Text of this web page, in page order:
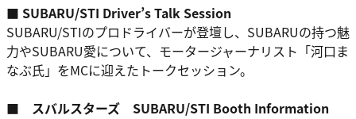
■ SUBARU/STI Driver’s Talk Session
SUBARU/STIのプロドライバーが登壇し、SUBARUの持つ魅
力やSUBARU愛について、モータージャーナリスト「河口ま
なぶ氏」をMCに迎えたトークセッション。
■ スバルスターズ SUBARU/STI Booth Information